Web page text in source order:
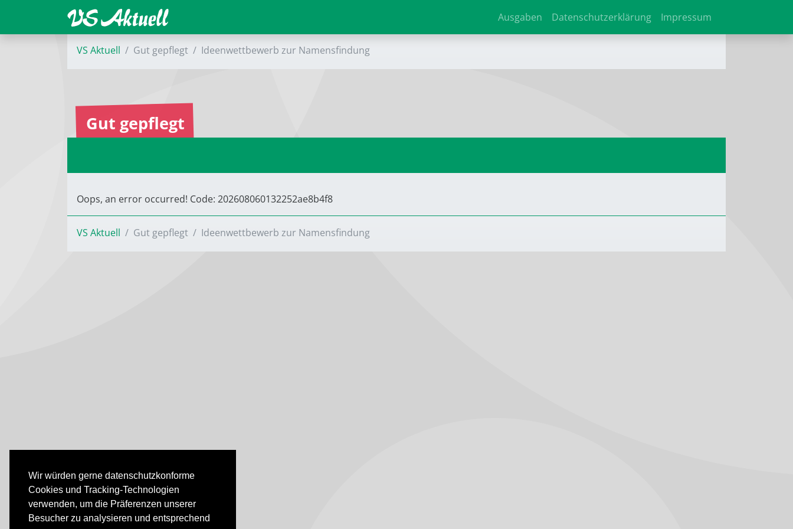
Wir würden gerne datenschutzkonforme
Cookies und Tracking-Technologien
verwenden, um die Präferenzen unserer
Besucher zu analysieren und entsprechend
Ausgaben Datenschutzerklärung Impressum
VS Aktuell Gut gepflegt Ideenwettbewerb zur Namensfindung
Gut gepflegt
Oops, an error occurred! Code: 202608060132252ae8b4f8
VS Aktuell Gut gepflegt Ideenwettbewerb zur Namensfindung